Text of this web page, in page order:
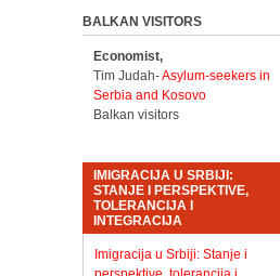
BALKAN VISITORS
Economist,
Tim Judah-Asylum-seekers in
Serbia and Kosovo
Balkan visitors
IMIGRACIJA U SRBIJI:
STANJE I PERSPEKTIVE,
TOLERANCIJA I
INTEGRACIJA
Imigracija u Srbiji: Stanje i